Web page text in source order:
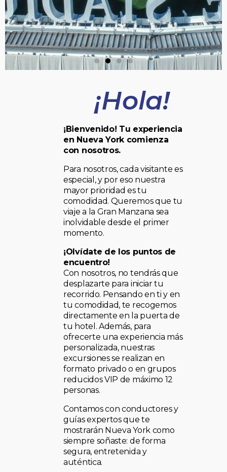
¡Hola!
¡Bienvenido! Tu experiencia
en Nueva York comienza
con nosotros.
Para nosotros, cada visitante es
especial, y por eso nuestra
mayor prioridad es tu
comodidad. Queremos que tu
viaje a la Gran Manzana sea
inolvidable desde el primer
momento.
¡Olvídate de los puntos de
encuentro!
Con nosotros, no tendrás que
desplazarte para iniciar tu
recorrido. Pensando en ti y en
tu comodidad, te recogemos
directamente en la puerta de
tu hotel. Además, para
ofrecerte una experiencia más
personalizada, nuestras
excursiones se realizan en
formato privado o en grupos
reducidos VIP de máximo 12
personas.
Contamos con conductores y
guías expertos que te
mostrarán Nueva York como
siempre soñaste: de forma
segura, entretenida y
auténtica.